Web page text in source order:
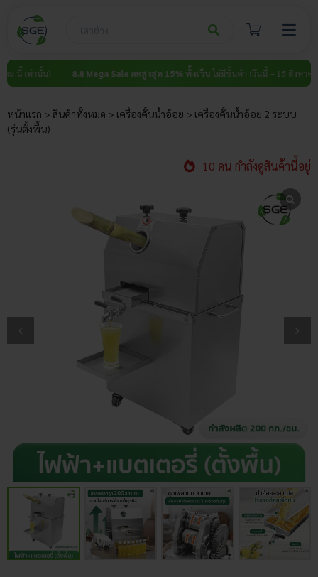
content
นั้น) 8.8 Mega Sale ลดสูงสุด 15% ทั้งเว็บไม่มีขั้นต่ำ (วันนี้ – 15 สิงหาคม นี้ เท่านั้
หน้าแรก > สินค้าทั้งหมด > เครื่องคั้นน้ำอ้อย > เครื่องคั้นน้ำอ้อย 2 ระบบ
(รุ่นตั้งพื้น)
10 คน กำลังดูสินค้านี้อยู่